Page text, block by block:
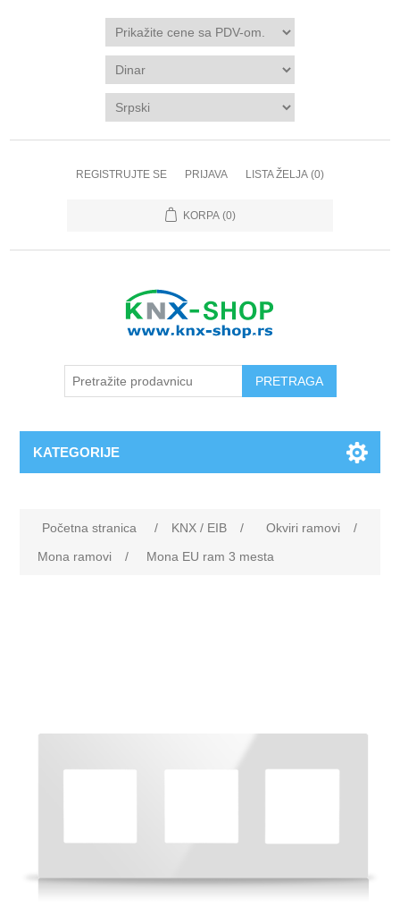
REGISTRUJTE SE PRIJAVA LISTA ŽELJA (0)
KORPA (0)
KATEGORIJE
Početna stranica / KNX / EIB / Okviri ramovi
/
Mona ramovi
/ Mona EU ram 3 mesta